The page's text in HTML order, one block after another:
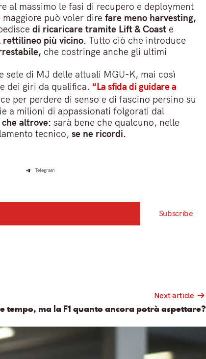
al massimo le fasi di recupero e deployment
può voler dire fare meno harvesting,
di ricaricare tramite Lift & Coast e
rettilineo più vicino. Tutto ciò che introduce
che costringe anche gli ultimi
sete di MJ delle attuali MGU-K, mai così
dei giri da qualifica. “La sfida di guidare a
per perdere di senso e di fascino persino su
a milioni di appassionati folgorati dal
altrove: sarà bene che qualcuno, nelle
tecnico, se ne ricordi.
Telegram
Subscribe
Next article
tempo, ma la F1 quanto ancora potrà aspettare?